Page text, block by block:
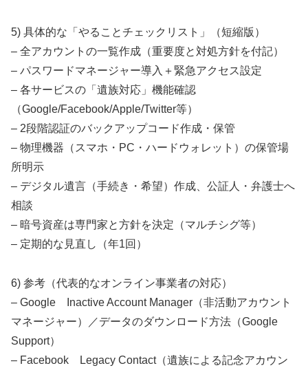
5) 具体的な「やることチェックリスト」（短縮版）
– 全アカウントの一覧作成（重要度と対処方針を付記）
– パスワードマネージャー導入＋緊急アクセス設定
– 各サービスの「遺族対応」機能確認
（Google/Facebook/Apple/Twitter等）
– 2段階認証のバックアップコード作成・保管
– 物理機器（スマホ・PC・ハードウォレット）の保管場
所明示
– デジタル遺言（手続き・希望）作成、公証人・弁護士へ
相談
– 暗号資産は専門家と方針を決定（マルチシグ等）
– 定期的な見直し（年1回）
6) 参考（代表的なオンライン事業者の対応）
– Google Inactive Account Manager（非活動アカウント
マネージャー）／データのダウンロード方法（Google
Support）
– Facebook Legacy Contact（遺族による記念アカウン